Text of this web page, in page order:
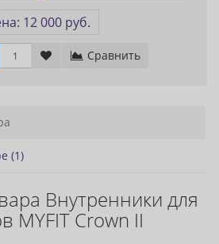
12 000 руб.
Сравнить
(1)
Внутренники для
MYFIT Crown II